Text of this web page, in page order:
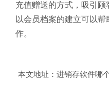
充值赠送的方式，吸引
以会员档案的建立可以
作。
本文地址： 进销存软件哪